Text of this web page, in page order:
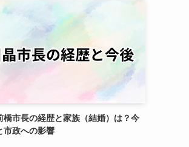
橋市長の経歴と家族（結婚）は？今
市政への影響